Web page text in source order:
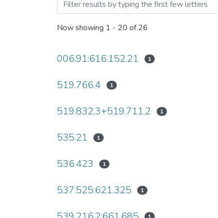
Now showing 1 - 20 of 26
006.91:616.152.21 1
519.766.4 1
519.832.3+519.711.2 1
535.21 1
536.423 1
537.525:621.325 1